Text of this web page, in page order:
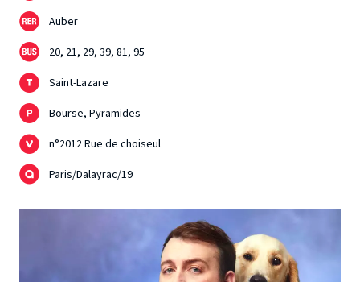
Auber
20, 21, 29, 39, 81, 95
Saint-Lazare
Bourse, Pyramides
n°2012 Rue de choiseul
Paris/Dalayrac/19